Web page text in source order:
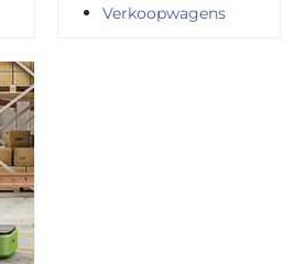
Verkoopwagens